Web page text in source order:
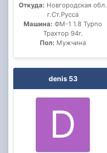
Откуда: Новгородская обл.
г.Ст.Русса
Машина: ФМ-1 1.8 Турпо
Трахтор 94г.
Пол: Мужчина
denis 53